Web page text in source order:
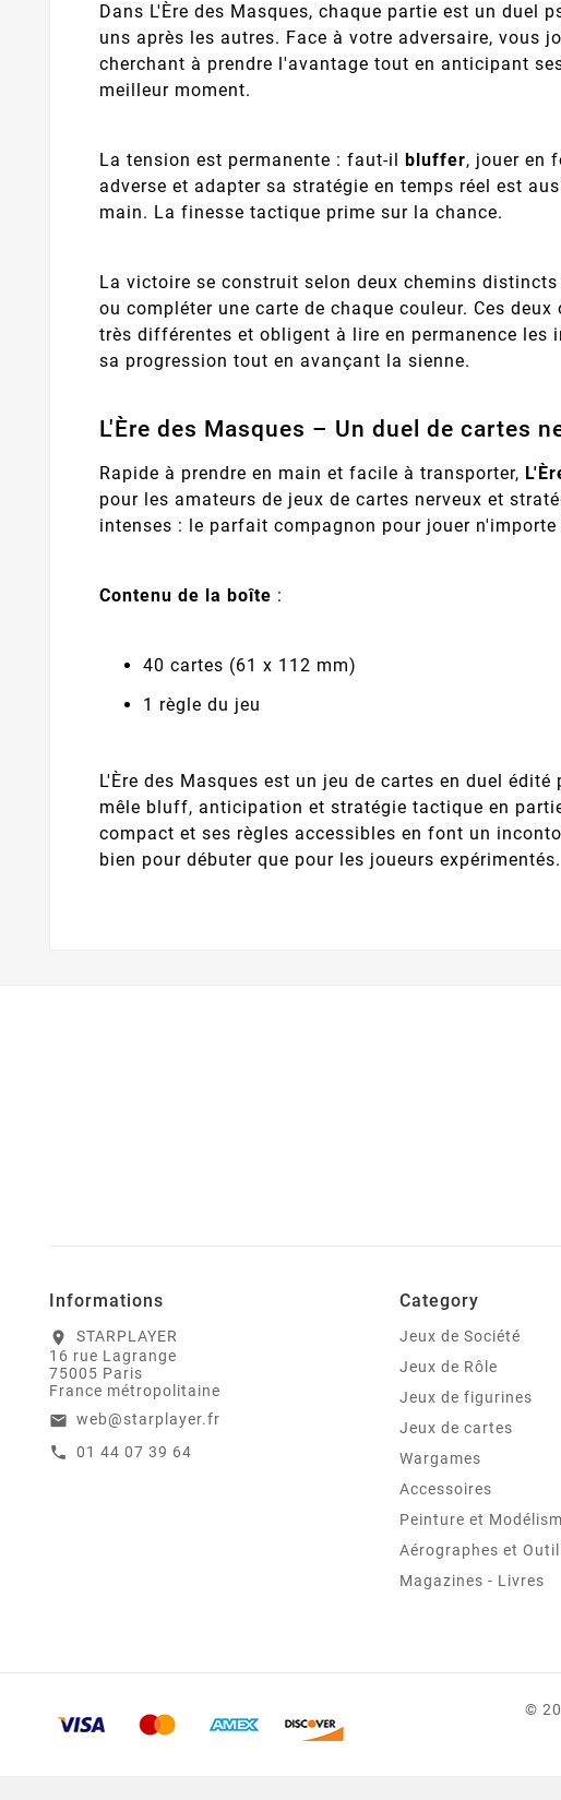
Dans L'Ère des Masques, chaque partie est un duel
uns après les autres. Face à votre adversaire, vous
cherchant à prendre l'avantage tout en anticipant
meilleur moment.
La tension est permanente : faut-il bluffer, jouer en
adverse et adapter sa stratégie en temps réel est
main. La finesse tactique prime sur la chance.
La victoire se construit selon deux chemins
ou compléter une carte de chaque couleur. Ces
très différentes et obligent à lire en permanence les
sa progression tout en avançant la sienne.
L'Ère des Masques – Un duel de cartes
Rapide à prendre en main et facile à transporter,
pour les amateurs de jeux de cartes nerveux et
intenses : le parfait compagnon pour jouer
Contenu de la boîte :
40 cartes (61 x 112 mm)
1 règle du jeu
L'Ère des Masques est un jeu de cartes en duel
mêle bluff, anticipation et stratégie tactique en
compact et ses règles accessibles en font un
bien pour débuter que pour les joueurs expérimentés.
Informations
location_on
STARPLAYER
16 rue Lagrange
75005 Paris
France métropolitaine
email web@starplayer.fr
call 01 44 07 39 64
Category
Jeux de Société
Jeux de Rôle
Jeux de figurines
Jeux de cartes
Wargames
Accessoires
Peinture et
Aérographes et
Magazines - Livres
©